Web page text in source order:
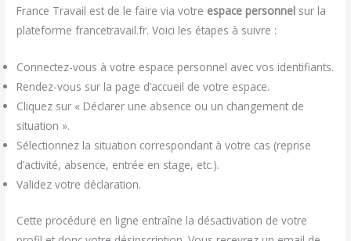
France Travail est de le faire via votre espace personnel sur la
plateforme francetravail.fr. Voici les étapes à suivre :
Connectez-vous à votre espace personnel avec vos identifiants.
Rendez-vous sur la page d’accueil de votre espace.
Cliquez sur « Déclarer une absence ou un changement de
situation ».
Sélectionnez la situation correspondant à votre cas (reprise
d’activité, absence, entrée en stage, etc.).
Validez votre déclaration.
Cette procédure en ligne entraîne la désactivation de votre